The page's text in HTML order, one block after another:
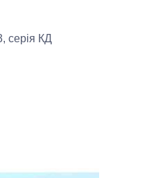
серія КД